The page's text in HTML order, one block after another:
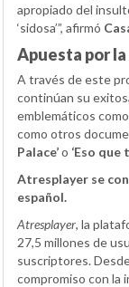
apropiado del
‘sidosa’”, afirmó
Apuesta por
A través de este
continúan su
emblemáticos como
como otros
Palace’o ‘Eso que
Atresplayer se
español.
Atresplayer, la
27,5 millones de
suscriptores.
compromiso con la